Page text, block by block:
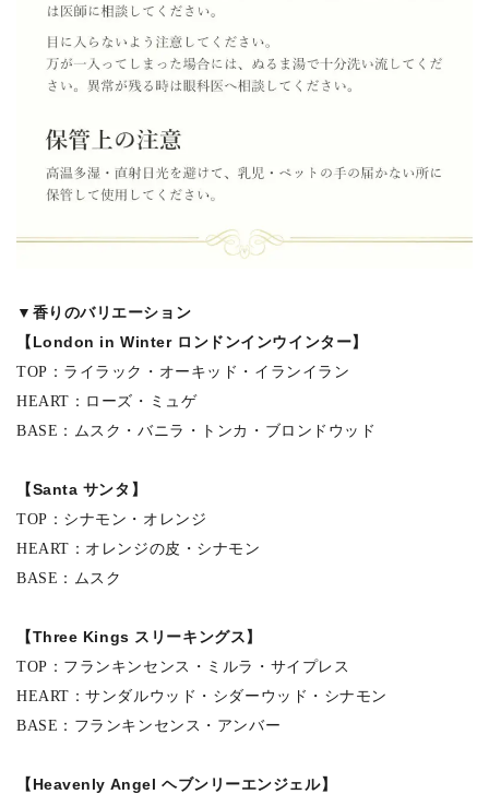
▼香りのバリエーション
【London in Winter ロンドンインウインター】
TOP：ライラック・オーキッド・イランイラン
HEART：ローズ・ミュゲ
BASE：ムスク・バニラ・トンカ・ブロンドウッド
【Santa サンタ】
TOP：シナモン・オレンジ
HEART：オレンジの皮・シナモン
BASE：ムスク
【Three Kings スリーキングス】
TOP：フランキンセンス・ミルラ・サイプレス
HEART：サンダルウッド・シダーウッド・シナモン
BASE：フランキンセンス・アンバー
【Heavenly Angel ヘブンリーエンジェル】